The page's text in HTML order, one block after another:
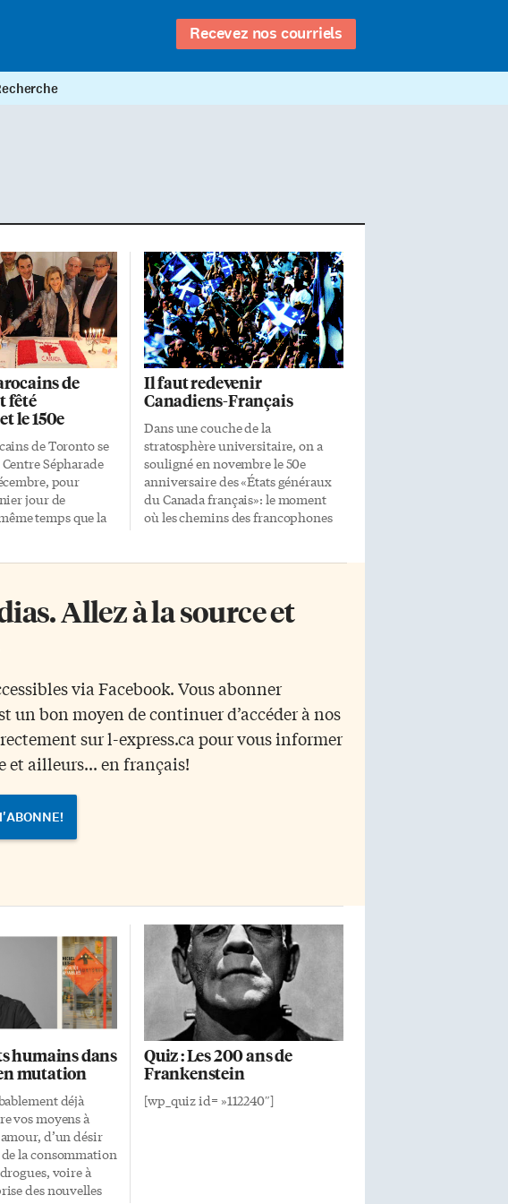
Recevez nos courriels
de
fêté
le 150e
de Toronto se
Sépharade
pour
jour de
temps que la
dînatoire, on
andalou de
de
et la
Véronique, la
des bougies
et plusieurs
dont le député
Centre, Michael
Il faut redevenir
Canadiens-Français
Dans une couche de la
stratosphère universitaire, on a
souligné en novembre le 50e
anniversaire des «États généraux
du Canada français»: le moment
où les chemins des francophones
délégués des «forces vives» du
peuple implanté en Amérique par
l’autodétermination du Québec,
«territoire national des Canadiens-
Français». Les réticences sont
venues des représentants des
communautés francophones de
l’Acadie, de l’Ontario et de l’Ouest,
Allez à la source et
via Facebook. Vous abonner
bon moyen de continuer d’accéder à nos
sur l-express.ca pour vous informer
et ailleurs... en français!
humains dans
mutation
déjà
vos moyens à
d’un désir
la consommation
voire à
des nouvelles
Quiz : Les 200 ans de
Frankenstein
[wp_quiz id= »112240″]